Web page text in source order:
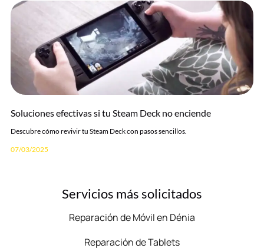
Soluciones efectivas si tu Steam Deck no enciende
Descubre cómo revivir tu Steam Deck con pasos sencillos.
07/03/2025
Servicios más solicitados
Reparación de Móvil en Dénia
Reparación de Tablets